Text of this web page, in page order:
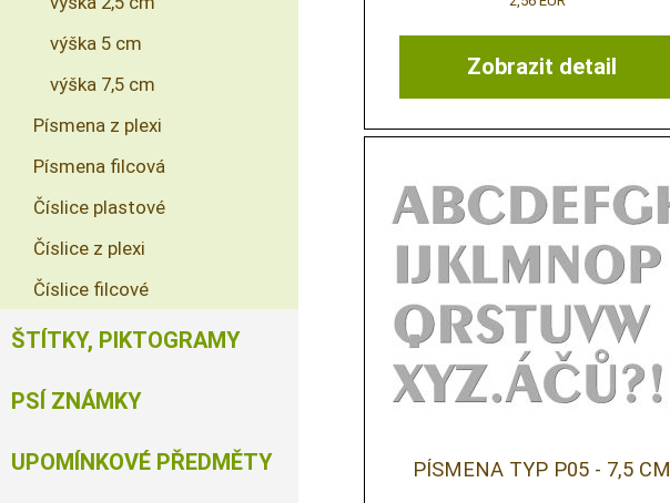
Zobrazit detail
PÍSMENA TYP P05 - 7,5 CM
výška 5 cm
výška 7,5 cm
Písmena z plexi
Písmena filcová
Číslice plastové
Číslice z plexi
Číslice filcové
ŠTÍTKY, PIKTOGRAMY
PSÍ ZNÁMKY
UPOMÍNKOVÉ PŘEDMĚTY